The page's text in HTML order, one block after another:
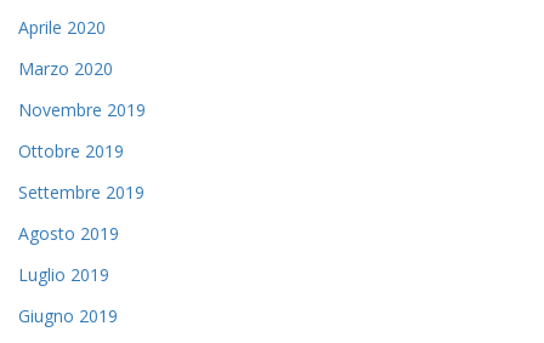
Aprile 2020
Marzo 2020
Novembre 2019
Ottobre 2019
Settembre 2019
Agosto 2019
Luglio 2019
Giugno 2019